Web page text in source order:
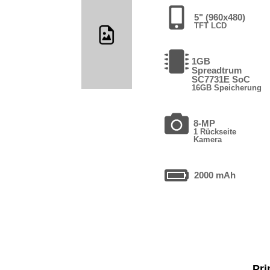
5" (960x480)
TFT LCD
1GB
Spreadtrum
SC7731E SoC
16GB Speicherung
8-MP
1 Rückseite
Kamera
2000 mAh